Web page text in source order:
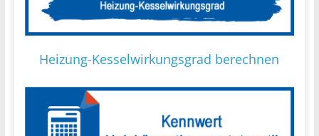
Heizung-Kesselwirkungsgrad berechnen